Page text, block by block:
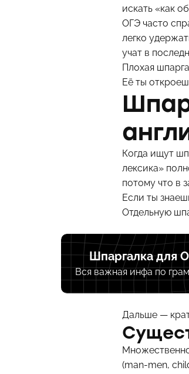
искать «как
ОГЭ часто
легко
учат в
Плохая
Её ты
Когда ищут
лексика»
потому что в
Если ты
Отдельную
Шпаргалка для
Вся важная инфа по
Дальше —
(man-men,